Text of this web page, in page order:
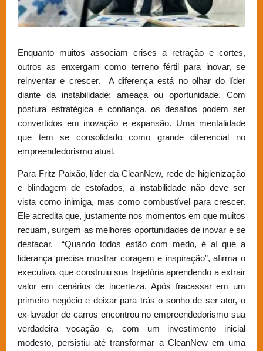
Enquanto muitos associam crises a retração e cortes,
outros as enxergam como terreno fértil para inovar, se
reinventar e crescer. A diferença está no olhar do líder
diante da instabilidade: ameaça ou oportunidade. Com
postura estratégica e confiança, os desafios podem ser
convertidos em inovação e expansão. Uma mentalidade
que tem se consolidado como grande diferencial no
empreendedorismo atual.
Para Fritz Paixão, líder da CleanNew, rede de higienização
e blindagem de estofados, a instabilidade não deve ser
vista como inimiga, mas como combustível para crescer.
Ele acredita que, justamente nos momentos em que muitos
recuam, surgem as melhores oportunidades de inovar e se
destacar. “Quando todos estão com medo, é aí que a
liderança precisa mostrar coragem e inspiração”, afirma o
executivo, que construiu sua trajetória aprendendo a extrair
valor em cenários de incerteza. Após fracassar em um
primeiro negócio e deixar para trás o sonho de ser ator, o
ex-lavador de carros encontrou no empreendedorismo sua
verdadeira vocação e, com um investimento inicial
modesto, persistiu até transformar a CleanNew em uma